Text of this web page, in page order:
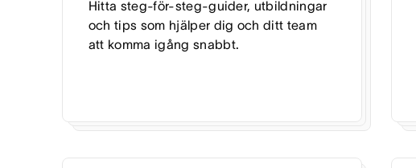
Hitta steg-för-steg-guider, utbildningar
och tips som hjälper dig och ditt team
att komma igång snabbt.